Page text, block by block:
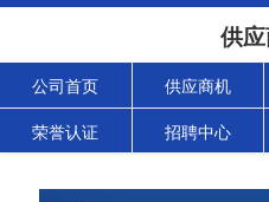
供
公司首页 供应商机
荣誉认证 招聘中心